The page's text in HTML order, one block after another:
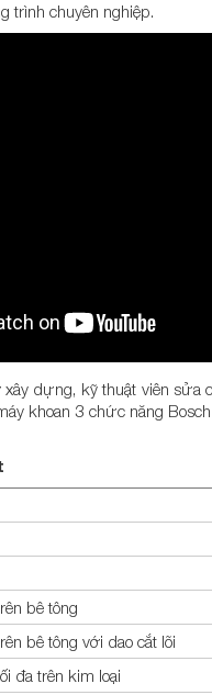
trình chuyên nghiệp.
dựng, kỹ thuật viên sửa
khoan 3 chức năng
bê tông
bê tông với dao cắt lõi
đa trên kim loại